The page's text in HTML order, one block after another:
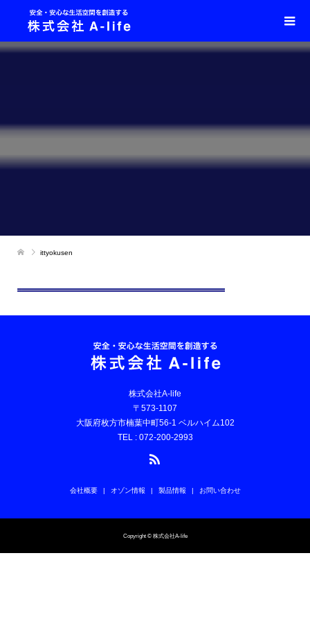
ittyokusen
株式会社A-life
〒573-1107
大阪府枚方市楠葉中町56-1 ベルハイム102
TEL : 072-200-2993
会社概要 オゾン情報 製品情報 お問い合わせ
Copyright © 株式会社A-life